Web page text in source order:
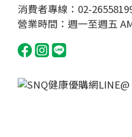
消費者專線：02-
營業時間：週一至週五